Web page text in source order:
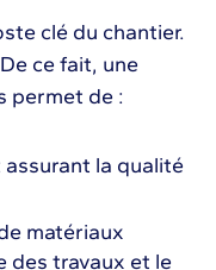
clé du chantier.
ce fait, une
permet de :
la qualité
matériaux
des travaux et le